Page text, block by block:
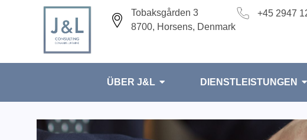
Tobaksgården 3
8700, Horsens, Denmark
+45 2947
ÜBER J&L DIENSTLEISTUNGEN